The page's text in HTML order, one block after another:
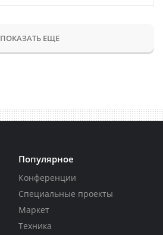
ПОКАЗАТЬ ЕЩЕ
Популярное
Конференции
Специальные проекты
Маркет
Техника